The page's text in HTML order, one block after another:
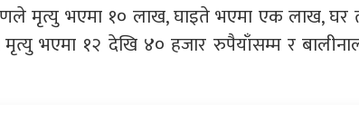
मृत्यु भएमा १० लाख, घाइते भएमा एक लाख, घर
भएमा १२ देखि ४० हजार रुपैयाँसम्म र